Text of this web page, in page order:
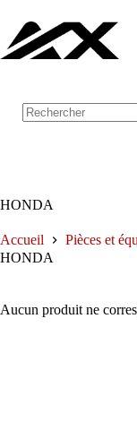
contenu
HONDA
Accueil
Pièces et
HONDA
Aucun produit ne